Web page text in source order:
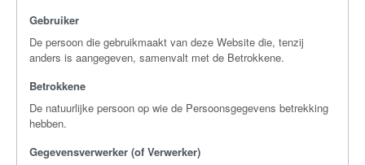
Gebruiker
De persoon die gebruikmaakt van deze Website die, tenzij
anders is aangegeven, samenvalt met de Betrokkene.
Betrokkene
De natuurlijke persoon op wie de Persoonsgegevens betrekking
hebben.
Gegevensverwerker (of Verwerker)